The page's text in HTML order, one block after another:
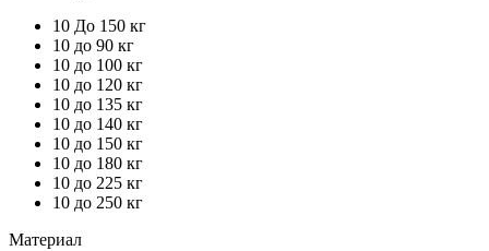
10 До 150 кг
10 до 90 кг
10 до 100 кг
10 до 120 кг
10 до 135 кг
10 до 140 кг
10 до 150 кг
10 до 180 кг
10 до 225 кг
10 до 250 кг
Материал